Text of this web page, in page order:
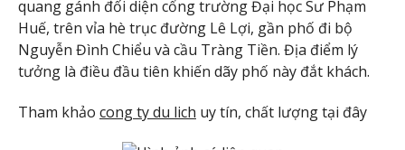
quang gánh đối diện cổng trường Đại học Sư Phạm
Huế, trên vỉa hè trục đường Lê Lợi, gần phố đi bộ
Nguyễn Đình Chiểu và cầu Tràng Tiền. Địa điểm lý
tưởng là điều đầu tiên khiến dãy phố này đắt khách.
Tham khảo cong ty du lich uy tín, chất lượng tại đây